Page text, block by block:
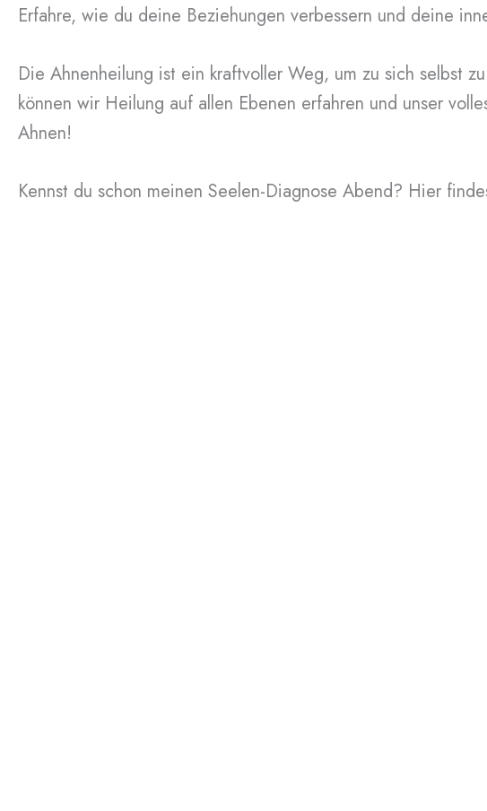
Erfahre, wie du deine Beziehungen verbessern und deine
Die Ahnenheilung ist ein kraftvoller Weg, um zu sich selbst
können wir Heilung auf allen Ebenen erfahren und unser
Ahnen!
Kennst du schon meinen Seelen-Diagnose Abend? Hier